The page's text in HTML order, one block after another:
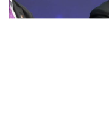
康靖華女士以創科